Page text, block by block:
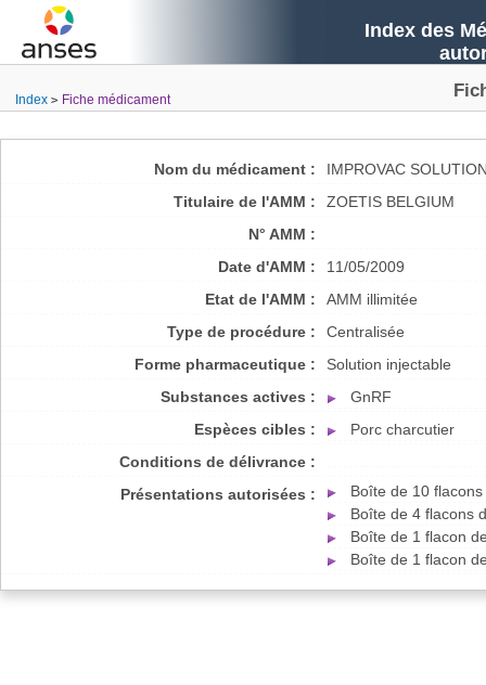
Index des
Index Fiche médicament
Nom du médicament :
IMPROVAC
Titulaire de l'AMM :
ZOETIS BELGIUM
N° AMM :
Date d'AMM :
11/05/2009
Etat de l'AMM :
AMM illimitée
Type de procédure :
Centralisée
Forme pharmaceutique :
Solution injectable
Substances actives :
GnRF
Espèces cibles :
Porc charcutier
Conditions de délivrance :
Présentations autorisées :
Boîte de 10
Boîte de 4 flacons
Boîte de 1 flacon
Boîte de 1 flacon